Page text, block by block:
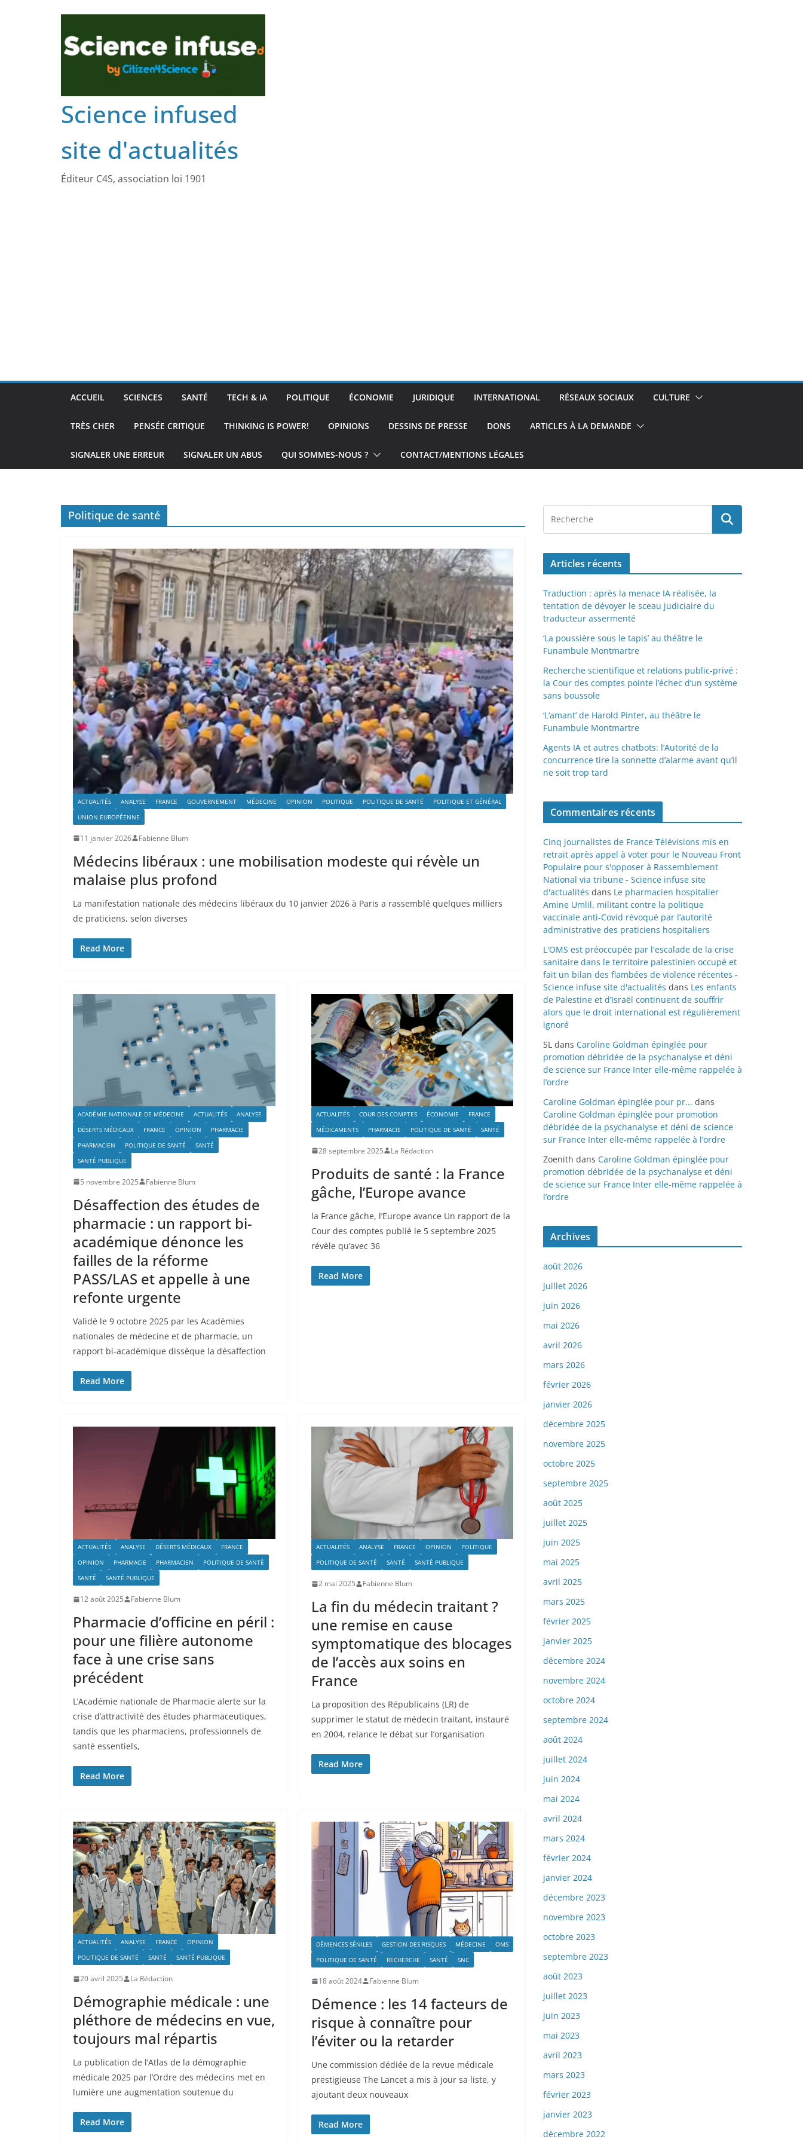
Science infused
site d'actualités
Éditeur C4S, association loi 1901
ACCUEIL SCIENCES SANTÉ TECH & IA POLITIQUE ÉCONOMIE JURIDIQUE INTERNATIONAL RÉSEAUX SOCIAUX CULTURE
TRÈS CHER PENSÉE CRITIQUE THINKING IS POWER! OPINIONS DESSINS DE PRESSE DONS ARTICLES À LA DEMANDE
SIGNALER UNE ERREUR SIGNALER UN ABUS QUI SOMMES-NOUS ? CONTACT/MENTIONS LÉGALES
Politique de santé
ACTUALITÉS ANALYSE FRANCE GOUVERNEMENT MÉDECINE OPINION POLITIQUE POLITIQUE DE SANTÉ
POLITIQUE ET GÉNÉRAL
UNION EUROPÉENNE
11 janvier 2026 Fabienne Blum
Médecins libéraux : une mobilisation modeste qui révèle un
malaise plus profond
La manifestation nationale des médecins libéraux du 10 janvier 2026 à Paris a rassemblé quelques milliers
de praticiens, selon diverses
Read More
ACADÉMIE NATIONALE DE MÉDECINE ACTUALITÉS
ANALYSE
DÉSERTS MÉDICAUX
FRANCE OPINION
PHARMACIE
PHARMACIEN
POLITIQUE DE SANTÉ
SANTÉ
SANTÉ PUBLIQUE
5 novembre 2025 Fabienne Blum
Désaffection des études de
pharmacie : un rapport bi-
académique dénonce les
failles de la réforme
PASS/LAS et appelle à une
refonte urgente
Validé le 9 octobre 2025 par les Académies
nationales de médecine et de pharmacie, un
rapport bi-académique dissèque la désaffection
Read More
ACTUALITÉS COUR DES COMPTES ÉCONOMIE
FRANCE
MÉDICAMENTS
PHARMACIE POLITIQUE DE SANTÉ SANTÉ
28 septembre 2025 La Rédaction
Produits de santé : la France
gâche, l’Europe avance
la France gâche, l’Europe avance Un rapport de la
Cour des comptes publié le 5 septembre 2025
révèle qu’avec 36
Read More
ACTUALITÉS ANALYSE DÉSERTS MÉDICAUX
FRANCE
OPINION
PHARMACIE PHARMACIEN
POLITIQUE DE SANTÉ
SANTÉ
SANTÉ PUBLIQUE
12 août 2025 Fabienne Blum
Pharmacie d’officine en péril :
pour une filière autonome
face à une crise sans
précédent
L’Académie nationale de Pharmacie alerte sur la
crise d’attractivité des études pharmaceutiques,
tandis que les pharmaciens, professionnels de
santé essentiels,
Read More
ACTUALITÉS ANALYSE FRANCE OPINION
POLITIQUE
POLITIQUE DE SANTÉ
SANTÉ SANTÉ PUBLIQUE
2 mai 2025 Fabienne Blum
La fin du médecin traitant ?
une remise en cause
symptomatique des blocages
de l’accès aux soins en
France
La proposition des Républicains (LR) de
supprimer le statut de médecin traitant, instauré
en 2004, relance le débat sur l’organisation
Read More
ACTUALITÉS ANALYSE FRANCE
OPINION
POLITIQUE DE SANTÉ
SANTÉ SANTÉ PUBLIQUE
20 avril 2025 La Rédaction
Démographie médicale : une
pléthore de médecins en vue,
toujours mal répartis
La publication de l’Atlas de la démographie
médicale 2025 par l’Ordre des médecins met en
lumière une augmentation soutenue du
Read More
DÉMENCES SÉNILES GESTION DES RISQUES MÉDECINE
OMS
POLITIQUE DE SANTÉ
RECHERCHE SANTÉ SNC
18 août 2024 Fabienne Blum
Démence : les 14 facteurs de
risque à connaître pour
l’éviter ou la retarder
Une commission dédiée de la revue médicale
prestigieuse The Lancet a mis à jour sa liste, y
ajoutant deux nouveaux
Read More
Articles récents
Traduction : après la menace IA réalisée, la
tentation de dévoyer le sceau judiciaire du
traducteur assermenté
‘La poussière sous le tapis’ au théâtre le
Funambule Montmartre
Recherche scientifique et relations public-privé :
la Cour des comptes pointe l’échec d’un système
sans boussole
‘L’amant’ de Harold Pinter, au théâtre le
Funambule Montmartre
Agents IA et autres chatbots: l’Autorité de la
concurrence tire la sonnette d’alarme avant qu’il
ne soit trop tard
Commentaires récents
Cinq journalistes de France Télévisions mis en
retrait après appel à voter pour le Nouveau Front
Populaire pour s'opposer à Rassemblement
National via tribune - Science infuse site
d'actualités dans Le pharmacien hospitalier
Amine Umlil, militant contre la politique
vaccinale anti-Covid révoqué par l’autorité
administrative des praticiens hospitaliers
L'OMS est préoccupée par l'escalade de la crise
sanitaire dans le territoire palestinien occupé et
fait un bilan des flambées de violence récentes -
Science infuse site d'actualités dans Les enfants
de Palestine et d’Israël continuent de souffrir
alors que le droit international est régulièrement
ignoré
SL dans Caroline Goldman épinglée pour
promotion débridée de la psychanalyse et déni
de science sur France Inter elle-même rappelée à
l’ordre
Caroline Goldman épinglée pour pr... dans
Caroline Goldman épinglée pour promotion
débridée de la psychanalyse et déni de science
sur France Inter elle-même rappelée à l’ordre
Zoenith dans Caroline Goldman épinglée pour
promotion débridée de la psychanalyse et déni
de science sur France Inter elle-même rappelée à
l’ordre
Archives
août 2026
juillet 2026
juin 2026
mai 2026
avril 2026
mars 2026
février 2026
janvier 2026
décembre 2025
novembre 2025
octobre 2025
septembre 2025
août 2025
juillet 2025
juin 2025
mai 2025
avril 2025
mars 2025
février 2025
janvier 2025
décembre 2024
novembre 2024
octobre 2024
septembre 2024
août 2024
juillet 2024
juin 2024
mai 2024
avril 2024
mars 2024
février 2024
janvier 2024
décembre 2023
novembre 2023
octobre 2023
septembre 2023
août 2023
juillet 2023
juin 2023
mai 2023
avril 2023
mars 2023
février 2023
janvier 2023
décembre 2022